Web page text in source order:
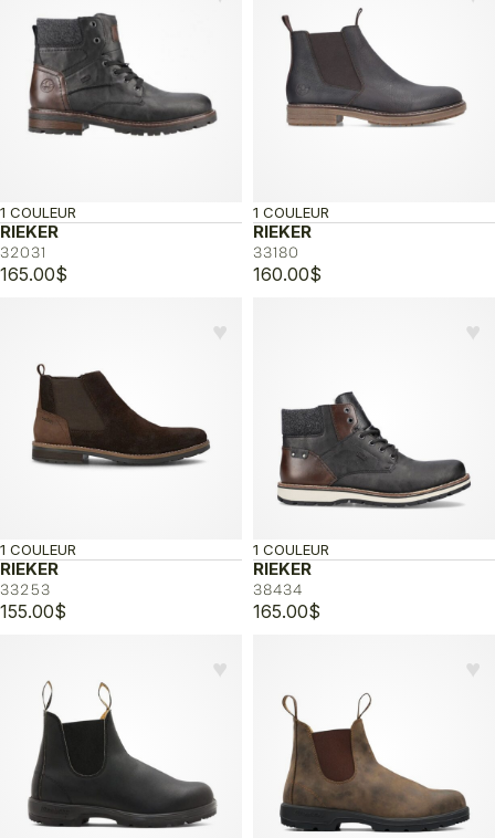
RIEKER
32031
1 COULEUR
165.00$
RIEKER
33180
1 COULEUR
160.00$
♥︎
RIEKER
33253
1 COULEUR
155.00$
♥︎
RIEKER
38434
1 COULEUR
165.00$
♥︎ ♥︎